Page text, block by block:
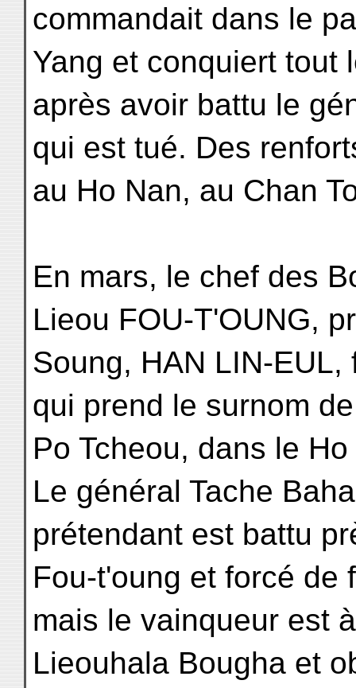
commandait dans le
Yang et conquiert tout
après avoir battu le
qui est tué. Des
au Ho Nan, au Chan
En mars, le chef des
Lieou FOU-T'OUNG,
Soung, HAN LIN-
qui prend le surnom
Po Tcheou, dans le
Le général Tache
prétendant est battu
Fou-t'oung et forcé de
mais le vainqueur est
Lieouhala Bougha et